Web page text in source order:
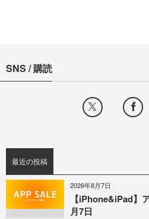
SNS / 購読
最近の投稿
2026年8月7日
【iPhone&iPad】
月7日